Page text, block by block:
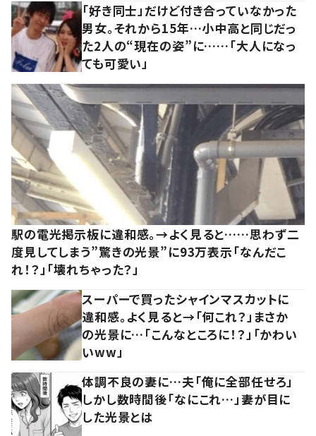
「好き同士」だけど付き合っていなかった
男女。それから15年…小中高と同じだっ
た2人の“現在の姿”に……「大人になっ
ても可愛い」
駅の電光掲示板に違和感。→よく見ると……思わず二
度見してしまう”驚きの光景”に93万表示「なんだこ
れ！？」「壊れちゃった？」
スーパーで買ったシャインマスカットに
違和感。よく見ると→「何これ？」まさか
の光景に…「こんなところに！？」「かわい
いww」
体調不良の妻に…夫「俺に全部任せろ」
しかし数時間後「なにこれ…」妻が目に
した光景とは